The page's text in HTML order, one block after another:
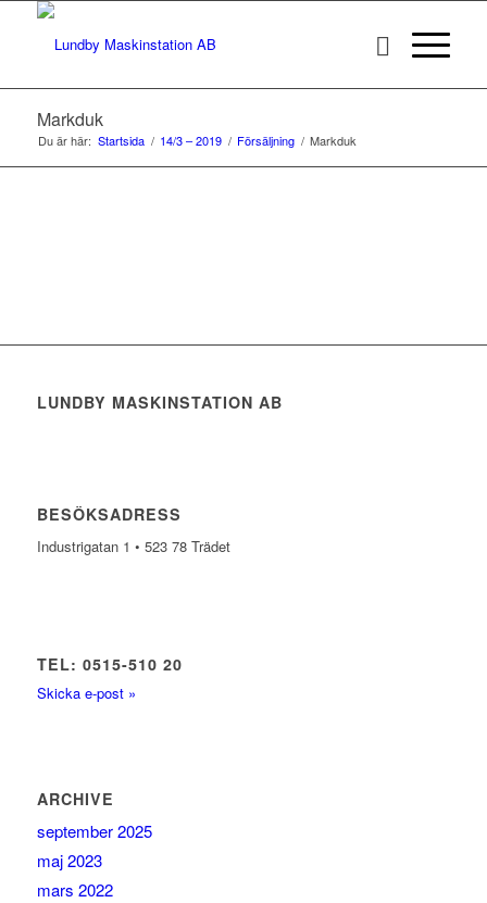
Markduk
Du är här: Startsida / 14/3 – 2019 / Försäljning / Markduk
LUNDBY MASKINSTATION AB
BESÖKSADRESS
Industrigatan 1 • 523 78 Trädet
TEL: 0515-510 20
Skicka e-post »
ARCHIVE
september 2025
maj 2023
mars 2022